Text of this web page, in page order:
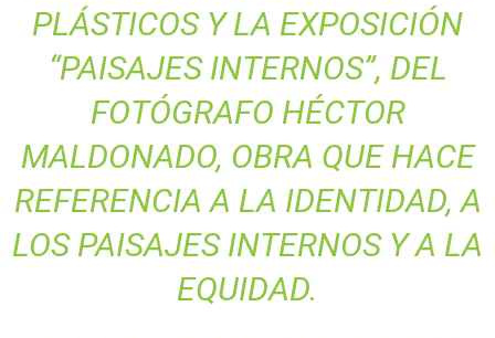
PLÁSTICOS Y LA EXPOSICIÓN
“PAISAJES INTERNOS”, DEL
FOTÓGRAFO HÉCTOR
MALDONADO, OBRA QUE HACE
REFERENCIA A LA IDENTIDAD, A
LOS PAISAJES INTERNOS Y A LA
EQUIDAD.